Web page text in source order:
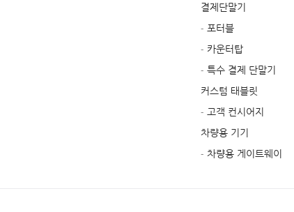
결제단말기
- 포터블
- 카운터탑
- 특수 결제 단말기
커스텀 태블릿
- 고객 컨시어지
차량용 기기
- 차량용 게이트웨이